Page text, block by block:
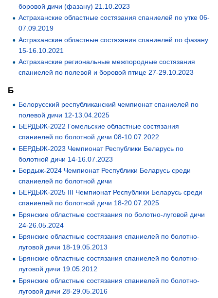
боровой дичи (фазану) 21.10.2023
Астраханские областные состязания спаниелей по утке 06-
07.09.2019
Астраханские областные состязания спаниелей по фазану
15-16.10.2021
Астраханские региональные межпородные состязания
спаниелей по полевой и боровой птице 27-29.10.2023
Б
Белорусский республиканский чемпионат спаниелей по
полевой дичи 12-13.04.2025
БЕРДЫЖ-2022 Гомельские областные состязания
спаниелей по болотной дичи 08-10.07.2022
БЕРДЫЖ-2023 Чемпионат Республики Беларусь по
болотной дичи 14-16.07.2023
Бердыж-2024 Чемпионат Республики Беларусь среди
спаниелей по болотной дичи
БЕРДЫЖ-2025 III Чемпионат Республики Беларусь среди
спаниелей по болотной дичи 18-20.07.2025
Брянские областные состязания по болотно-луговой дичи
24-26.05.2024
Брянские областные состязания спаниелей по болотно-
луговой дичи 18-19.05.2013
Брянские областные состязания спаниелей по болотно-
луговой дичи 19.05.2012
Брянские областные состязания спаниелей по болотно-
луговой дичи 28-29.05.2016